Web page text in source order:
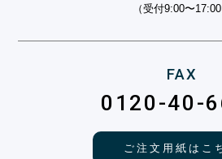
（受付9:00〜17:00
FAX
0120-40-
ご注文用紙はこ